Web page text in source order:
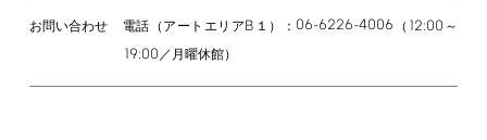
お問い合わせ 電話（アートエリアB １）： 06-6226-4006 （ 12:00 ～
19:00 ／月曜休館）